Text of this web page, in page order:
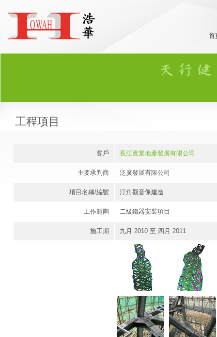
首
工程項目
客戶 長江實業地產發展有限公司
主要承判商 泛廣發展有限公司
項目名稱/編號 汀角觀音像建造
工作範圍 二級鐵器安裝項目
施工期 九月 2010 至 四月 2011